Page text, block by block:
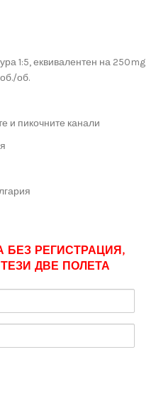
1:5, еквивалентен на 250mg
об.
и пикочните канали
РЕГИСТРАЦИЯ,
ДВЕ ПОЛЕТА